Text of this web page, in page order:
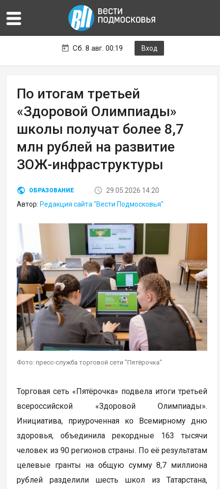
Сб. 8 авг. 00:19 Вход
По итогам третьей
«Здоровой Олимпиады»
школы получат более 8,7
млн рублей на развитие
ЗОЖ-инфраструктуры
ОБРАЗОВАНИЕ
29.05.2026 14:20
Автор: Редакция сайта "Вести Подмосковья"
Фото: пресс-служба торговой сети "Пятёрочка"
Торговая сеть «Пятёрочка» подвела итоги третьей
всероссийской «Здоровой Олимпиады».
Инициатива, приуроченная ко Всемирному дню
здоровья, объединила рекордные 163 тысячи
человек из 90 регионов страны. По её результатам
целевые гранты на общую сумму 8,7 миллиона
рублей разделили шесть школ из Татарстана,